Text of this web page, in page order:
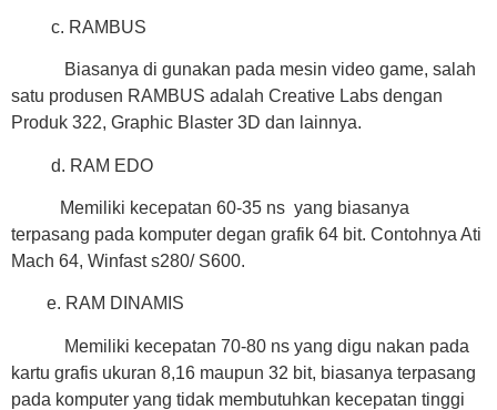
c. RAMBUS
Biasanya di gunakan pada mesin video game, salah
satu produsen RAMBUS adalah Creative Labs dengan
Produk 322, Graphic Blaster 3D dan lainnya.
d. RAM EDO
Memiliki kecepatan 60-35 ns yang biasanya
terpasang pada komputer degan grafik 64 bit. Contohnya Ati
Mach 64, Winfast s280/ S600.
e. RAM DINAMIS
Memiliki kecepatan 70-80 ns yang digu nakan pada
kartu grafis ukuran 8,16 maupun 32 bit, biasanya terpasang
pada komputer yang tidak membutuhkan kecepatan tinggi